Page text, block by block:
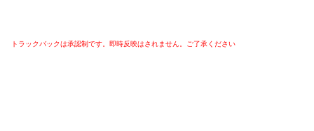
トラックバックは承認制です。即時反映はされません。ご了承ください